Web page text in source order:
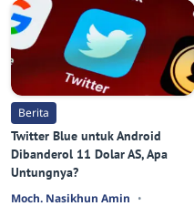
Berita
Twitter Blue untuk Android
Dibanderol 11 Dolar AS, Apa
Untungnya?
Moch. Nasikhun Amin